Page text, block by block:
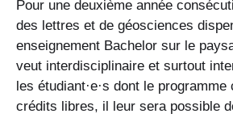
Pour une deuxième année
des lettres et de géosciences
enseignement Bachelor sur le
veut interdisciplinaire et surtout
les étudiant·e·s dont le programme
crédits libres, il leur sera possible